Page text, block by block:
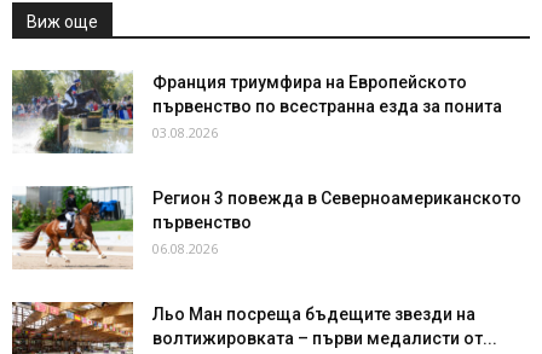
Виж още
Франция триумфира на Европейското
първенство по всестранна езда за понита
03.08.2026
Регион 3 повежда в Северноамериканското
първенство
06.08.2026
Льо Ман посреща бъдещите звезди на
волтижировката – първи медалисти от...